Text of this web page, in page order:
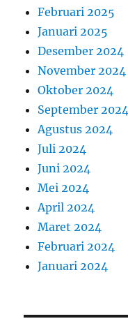
Februari 2025
Januari 2025
Desember 2024
November 2024
Oktober 2024
September 2024
Agustus 2024
Juli 2024
Juni 2024
Mei 2024
April 2024
Maret 2024
Februari 2024
Januari 2024